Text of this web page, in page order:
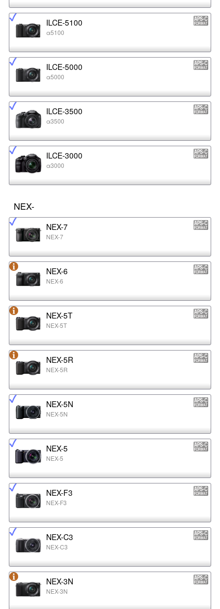
ILCE-5100
α5100
ILCE-5000
α5000
ILCE-3500
α3500
ILCE-3000
α3000
NEX-
NEX-7
NEX-7
NEX-6
NEX-6
NEX-5T
NEX-5T
NEX-5R
NEX-5R
NEX-5N
NEX-5N
NEX-5
NEX-5
NEX-F3
NEX-F3
NEX-C3
NEX-C3
NEX-3N
NEX-3N